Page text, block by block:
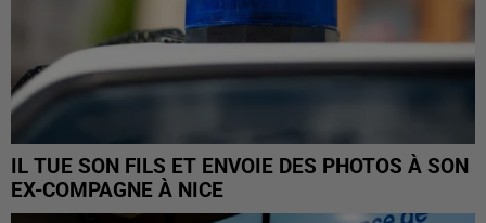
IL TUE SON FILS ET ENVOIE DES PHOTOS À SON
EX-COMPAGNE À NICE